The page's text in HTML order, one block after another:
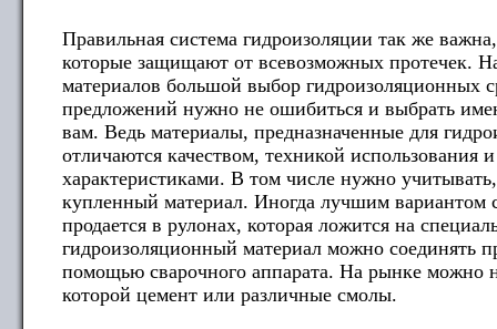
Правильная система гидроизоляции так же
которые защищают от всевозможных протечек.
материалов большой выбор гидроизоляционных
предложений нужно не ошибиться и выбрать
вам. Ведь материалы, предназначенные для
отличаются качеством, техникой использования
характеристиками. В том числе нужно
купленный материал. Иногда лучшим вариантом
продается в рулонах, которая ложится на
гидроизоляционный материал можно соединять
помощью сварочного аппарата. На рынке можно
которой цемент или различные смолы.